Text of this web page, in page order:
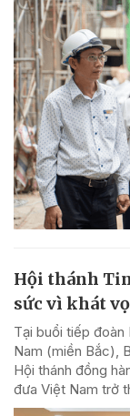
Hội thánh
sức vì khát
Tại buổi tiếp đoàn
Nam (miền Bắc),
Hội thánh đồng
đưa Việt Nam trở